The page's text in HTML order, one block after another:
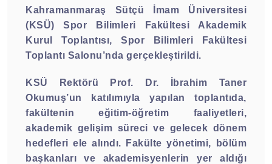
Kahramanmaraş Sütçü İmam Üniversitesi
(KSÜ) Spor Bilimleri Fakültesi Akademik
Kurul Toplantısı, Spor Bilimleri Fakültesi
Toplantı Salonu’nda gerçekleştirildi.
KSÜ Rektörü Prof. Dr. İbrahim Taner
Okumuş’un katılımıyla yapılan toplantıda,
fakültenin eğitim-öğretim faaliyetleri,
akademik gelişim süreci ve gelecek dönem
hedefleri ele alındı. Fakülte yönetimi, bölüm
başkanları ve akademisyenlerin yer aldığı